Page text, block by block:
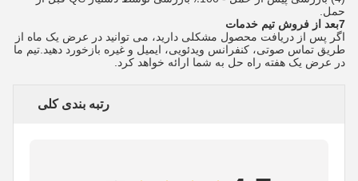
حمل.
7بعد از فروش تیم خدمات
اگر پس از دریافت محصول مشکلی دارید، می توانید در عرض یک ماه از
طریق تماس صوتی، کنفرانس ویدئویی، ایمیل و غیره بازخورد دهید.تیم ما
در عرض یک هفته راه حل به شما ارائه خواهد کرد.
رتبه بندی کلی